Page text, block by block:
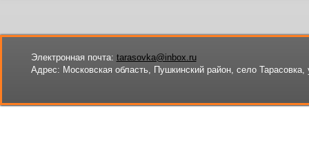
Электронная почта: tarasovka@inbox.ru
Адрес: Московская область, Пушкинский район, село